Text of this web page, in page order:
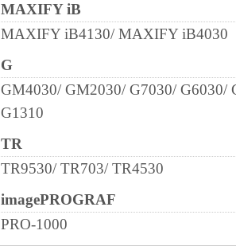
MAXIFY iB
MAXIFY iB4130/ MAXIFY iB4030
G
GM4030/ GM2030/ G7030/ G6030/
G1310
TR
TR9530/ TR703/ TR4530
imagePROGRAF
PRO-1000